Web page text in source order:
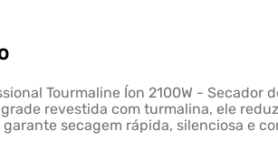
Tourmaline Íon 2100W -
revestida com turmalina, ele
secagem rápida, silenciosa e